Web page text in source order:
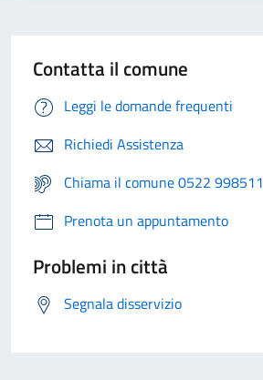
Contatta il comune
Leggi le domande frequenti
Richiedi Assistenza
Chiama il comune 0522 998511
Prenota un appuntamento
Problemi in città
Segnala disservizio